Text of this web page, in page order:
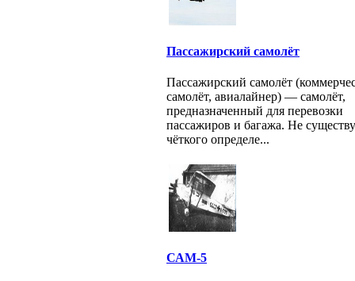
Пассажирский самолёт
Пассажирский самолёт
самолёт, авиалайнер) — самолёт,
предназначенный для перевозки
пассажиров и багажа. Не
чёткого определе...
САМ-5